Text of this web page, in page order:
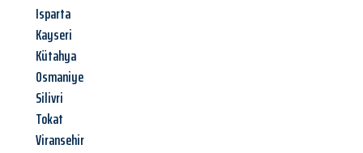
Isparta
Kayseri
Kütahya
Osmaniye
Silivri
Tokat
Viransehir